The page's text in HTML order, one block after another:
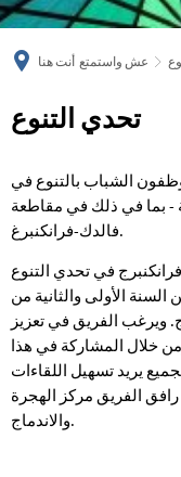
أنت هنا عش واستمتع
تحدي
تحدي التنوع
الشباب بالتنوع في
- بما في ذلك في مقاطعة
فالدك-فرانكنبرغ.
في تحدي التنوع
من السنة الأولى والثانية من
ويرغب الفريق في تعزيز
خلال المشاركة في هذا
يريد تسهيل اللقاءات
الفريق مركز الهجرة
والاندماج.